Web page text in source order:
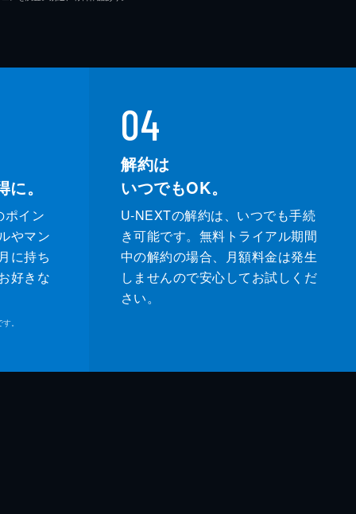
。
ポイン
やマン
に持ち
好きな
。
04
解約は
いつでもOK。
U-NEXTの解約は、いつでも手続
き可能です。無料トライアル期間
中の解約の場合、月額料金は発生
しませんので安心してお試しくだ
さい。